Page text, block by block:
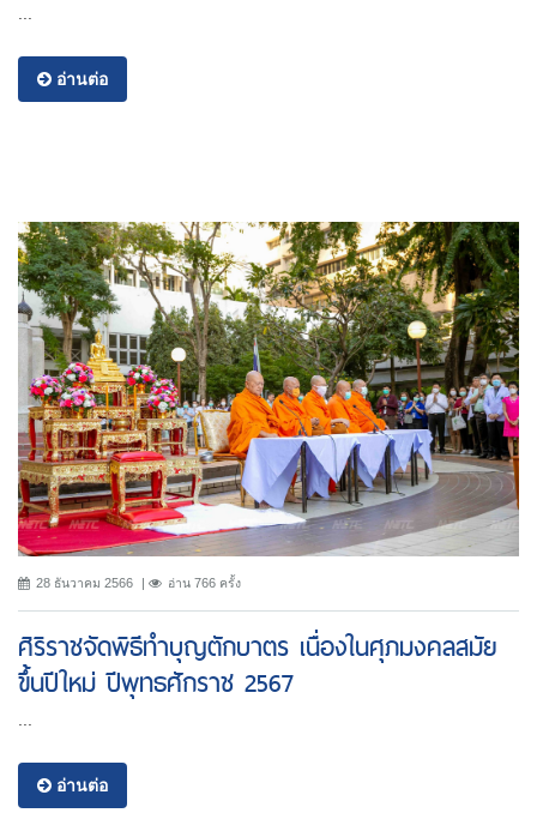
...
อ่านต่อ
28 ธันวาคม 2566 อ่าน 766 ครั้ง
ศิริราชจัดพิธีทำบุญตักบาตร เนื่องในศุภมงคลสมัย
ขึ้นปีใหม่ ปีพุทธศักราช 2567
อ่านต่อ